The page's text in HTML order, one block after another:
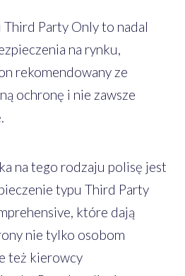
Party Only to nadal
na rynku,
rekomendowany ze
ochronę i nie zawsze
na tego rodzaju polisę jest
typu Third Party
które dają
nie tylko osobom
też kierowcy